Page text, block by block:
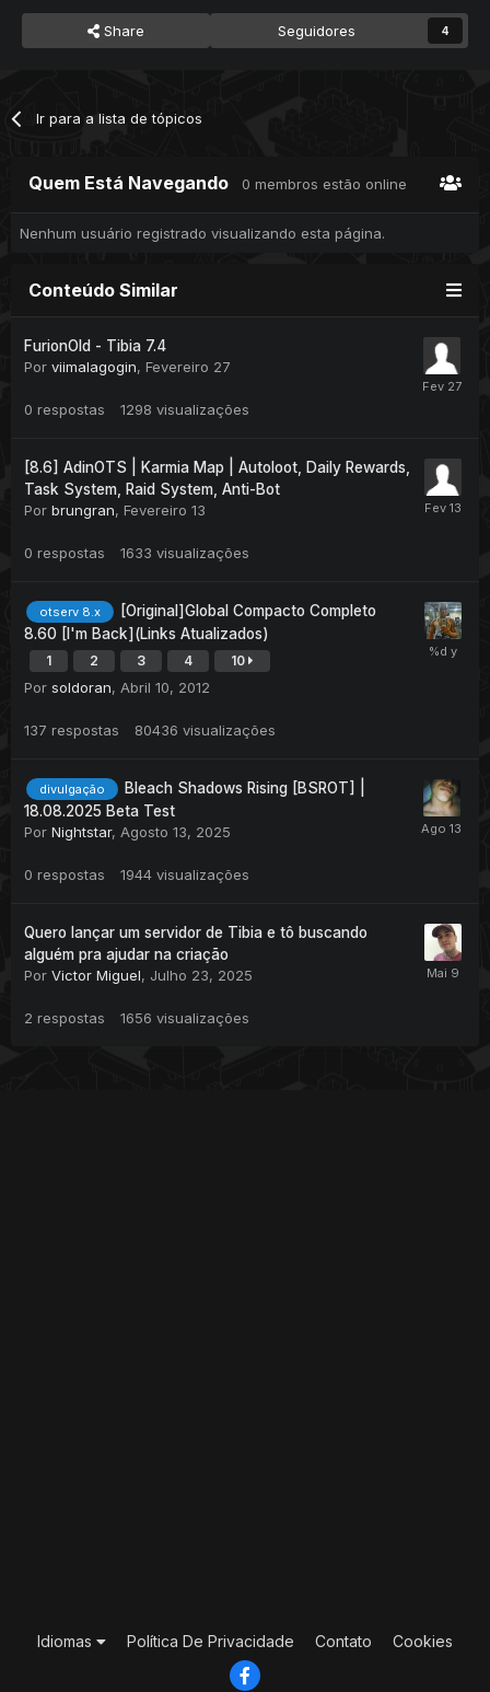
Share Seguidores 4
Ir para a lista de tópicos
Quem Está Navegando 0 membros estão online
Nenhum usuário registrado visualizando esta página.
Conteúdo Similar
FurionOld - Tibia 7.4
Por viimalagogin, Fevereiro 27
0 respostas 1298 visualizações
[8.6] AdinOTS | Karmia Map | Autoloot, Daily Rewards,
Task System, Raid System, Anti-Bot
Por brungran, Fevereiro 13
0 respostas 1633 visualizações
otserv 8.x
[Original]Global Compacto Completo
8.60 [I'm Back](Links Atualizados)
1 2 3 4 10
Por soldoran, Abril 10, 2012
137 respostas 80436 visualizações
divulgação
Bleach Shadows Rising [BSROT] |
18.08.2025 Beta Test
Por Nightstar, Agosto 13, 2025
0 respostas 1944 visualizações
Quero lançar um servidor de Tibia e tô buscando
alguém pra ajudar na criação
Por Victor Miguel, Julho 23, 2025
2 respostas 1656 visualizações
Idiomas Política De Privacidade Contato Cookies